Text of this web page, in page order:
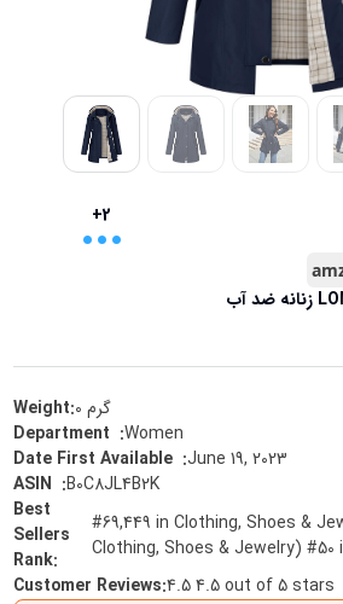
+2
...
Weight:0 گرم
:Women
:June 19, 2023
:B0C8JL4B2K
Best
Sellers
Rank:
#69,449 in Clothing, Shoes &
Clothing, Shoes & Jewelry) #50
Customer Reviews:4.5 4.5 out of 5 stars